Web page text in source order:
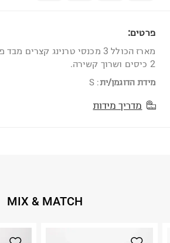
פרטים:
מארז הכולל 3 מכנסי טרנינג
2 כיסים ושרוך קשירה.
מידת הדוגמן/ית:
S
מדריך מידות
MIX & MATCH